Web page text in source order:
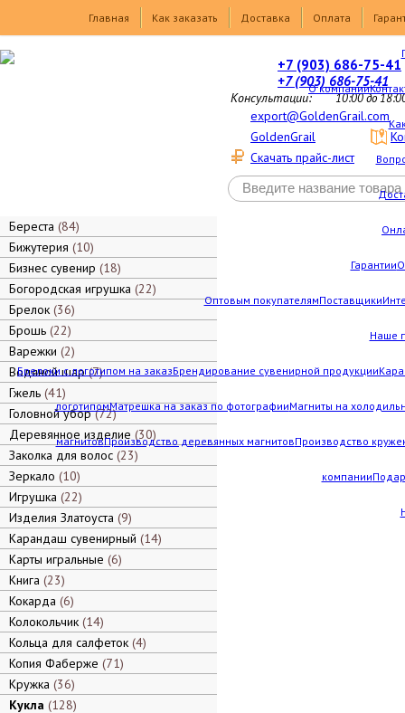
Главная
Как заказать Доставка Оплата
О компании
Гарантии
Оптовым покупателямПоставщики
Наше
Брелоки с логотипом на заказБрендирование сувенирной продукции
логотипомМатрешка на заказ по фотографииМагниты на
магнитовПроизводство деревянных магнитовПроизводство
компании
+7 (903) 686-75-41
+7 (903) 686-75-41
Консультации: 10:00 до
export@GoldenGrail.com
GoldenGrail
Скачать прайс-лист
Береста 84
Бижутерия 10
Бизнес сувенир 18
Богородская игрушка 22
Брелок 36
Брошь 22
Варежки 2
Водяной шар 7
Гжель 41
Головной убор 72
Деревянное изделие 30
Заколка для волос 23
Зеркало 10
Игрушка 22
Изделия Златоуста 9
Карандаш сувенирный 14
Карты игральные 6
Книга 23
Кокарда 6
Колокольчик 14
Кольца для салфеток 4
Копия Фаберже 71
Кружка 36
Кукла 128